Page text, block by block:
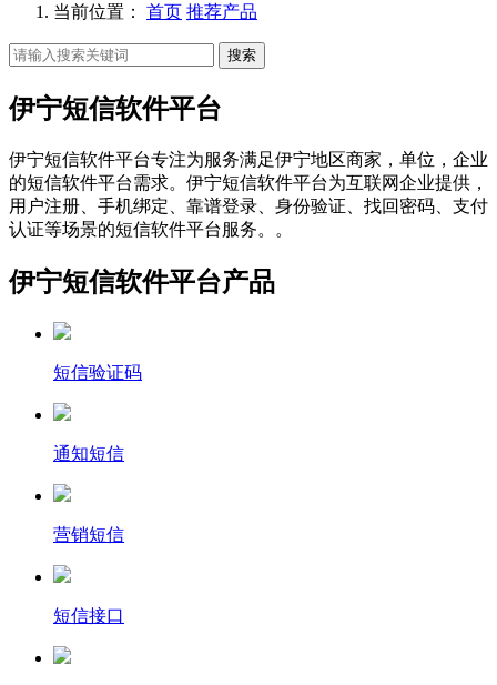
当前位置： 首页 推荐产品
搜索
伊宁短信软件平台
伊宁短信软件平台专注为服务满足伊宁地区商家，单位，企业
的短信软件平台需求。伊宁短信软件平台为互联网企业提供，
用户注册、手机绑定、靠谱登录、身份验证、找回密码、支付
认证等场景的短信软件平台服务。。
伊宁短信软件平台产品
短信验证码
通知短信
营销短信
短信接口